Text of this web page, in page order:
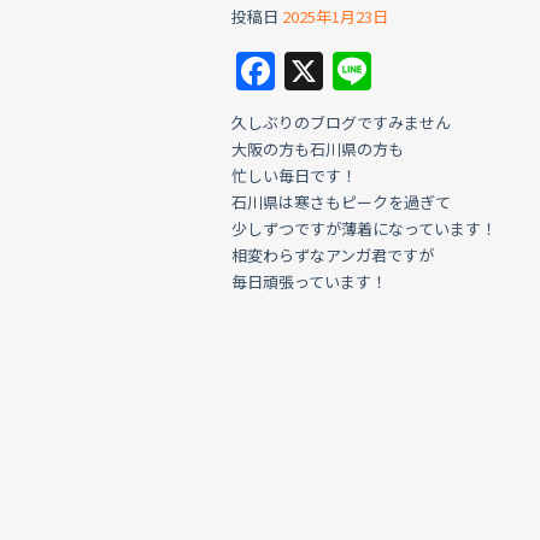
投稿日 2025年1月23日
F
a
c
e
b
o
o
X
n
e
久しぶりのブログですみません
大阪の方も石川県の方も
忙しい毎日です！
石川県は寒さもピークを過ぎて
少しずつですが薄着になっています！
相変わらずなアンガ君ですが
毎日頑張っています！